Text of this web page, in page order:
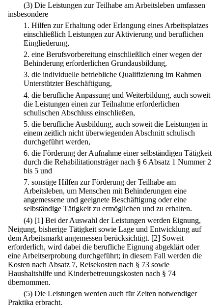
(3) Die Leistungen zur Teilhabe am Arbeitsleben umfassen
insbesondere
1. Hilfen zur Erhaltung oder Erlangung eines Arbeitsplatzes
einschließlich Leistungen zur Aktivierung und beruflichen
Eingliederung,
2. eine Berufsvorbereitung einschließlich einer wegen der
Behinderung erforderlichen Grundausbildung,
3. die individuelle betriebliche Qualifizierung im Rahmen
Unterstützter Beschäftigung,
4. die berufliche Anpassung und Weiterbildung, auch soweit
die Leistungen einen zur Teilnahme erforderlichen
schulischen Abschluss einschließen,
5. die berufliche Ausbildung, auch soweit die Leistungen in
einem zeitlich nicht überwiegenden Abschnitt schulisch
durchgeführt werden,
6. die Förderung der Aufnahme einer selbständigen Tätigkeit
durch die Rehabilitationsträger nach § 6 Absatz 1 Nummer 2
bis 5 und
7. sonstige Hilfen zur Förderung der Teilhabe am
Arbeitsleben, um Menschen mit Behinderungen eine
angemessene und geeignete Beschäftigung oder eine
selbständige Tätigkeit zu ermöglichen und zu erhalten.
(4) [1] Bei der Auswahl der Leistungen werden Eignung,
Neigung, bisherige Tätigkeit sowie Lage und Entwicklung auf
dem Arbeitsmarkt angemessen berücksichtigt. [2] Soweit
erforderlich, wird dabei die berufliche Eignung abgeklärt oder
eine Arbeitserprobung durchgeführt; in diesem Fall werden die
Kosten nach Absatz 7, Reisekosten nach § 73 sowie
Haushaltshilfe und Kinderbetreuungskosten nach § 74
übernommen.
(5) Die Leistungen werden auch für Zeiten notwendiger
Praktika erbracht.